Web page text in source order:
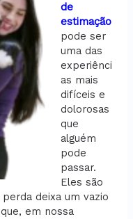
de
estimação
pode ser
uma das
experiênci
as mais
difíceis e
dolorosas
que
alguém
pode
passar.
Eles são
deixa um vazio
em nossa